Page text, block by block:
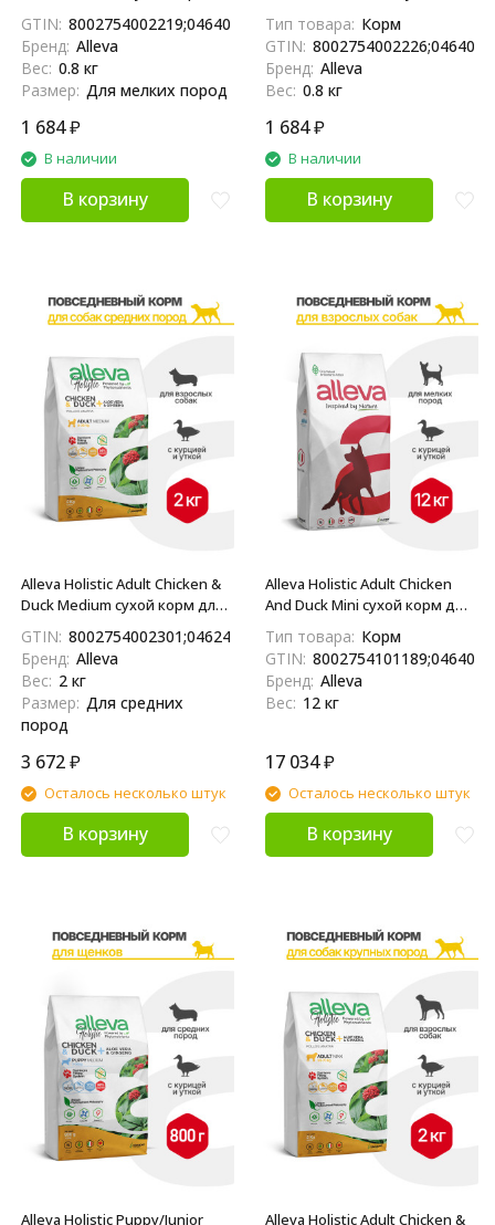
океанической рыбой,
коноплей и алое вера - 800 г
GTIN: 8002754002219;04640413380366
Бренд: Alleva
Вес: 0.8 кг
Размер: Для мелких пород
1 684₽
В наличии
В корзину
пород с океанической
рыбой, коноплей и алое вера
800 г
Тип товара: Корм
GTIN:
Бренд: Alleva
Вес: 0.8 кг
1 684₽
В наличии
В корзину
Alleva Holistic Adult Chicken &
Duck Medium сухой корм для
уткой, алое вера и
женьшенем - 2 кг
GTIN: 8002754002301;04624837890717
Бренд: Alleva
Вес: 2 кг
Размер: Для средних
пород
3 672₽
Осталось несколько штук
В корзину
Alleva Holistic Adult Chicken
And Duck Mini сухой корм для
пород с курицей и уткой,
алоэ вера и женьшенем - 12
кг
Тип товара: Корм
GTIN:
Бренд: Alleva
Вес: 12 кг
17 034₽
Осталось несколько штук
В корзину
Alleva Holistic Puppy/Junior
Alleva Holistic Adult Chicken &